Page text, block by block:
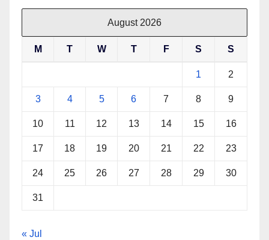
August 2026
M T W T F S S
1 2
3 4 5 6 7 8 9
10 11 12 13 14 15 16
17 18 19 20 21 22 23
24 25 26 27 28 29 30
31
« Jul